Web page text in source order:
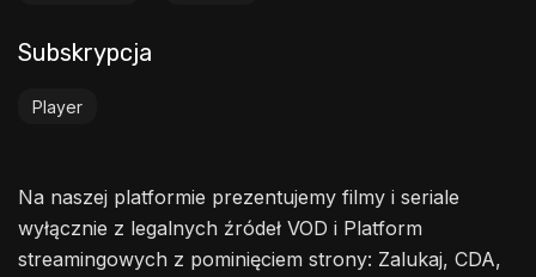
Subskrypcja
Player
Na naszej platformie prezentujemy filmy i seriale
wyłącznie z legalnych źródeł VOD i Platform
streamingowych z pominięciem strony: Zalukaj, CDA,